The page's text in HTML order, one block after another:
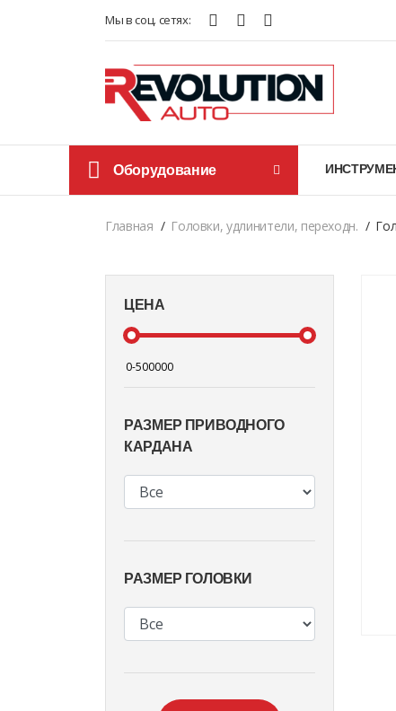
Мы в соц. сетях:
Оборудование
Главная Головки, удлинители, переходн.
ЦЕНА
РАЗМЕР ПРИВОДНОГО
КАРДАНА
РАЗМЕР ГОЛОВКИ